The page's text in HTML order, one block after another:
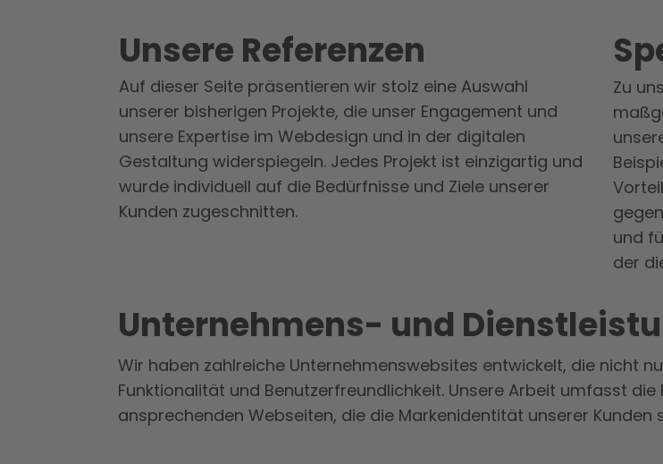
Unsere Referenzen
Auf dieser Seite präsentieren wir stolz eine Auswahl
unserer bisherigen Projekte, die unser Engagement und
unsere Expertise im Webdesign und in der digitalen
Gestaltung widerspiegeln. Jedes Projekt ist einzigartig und
wurde individuell auf die Bedürfnisse und Ziele unserer
Kunden zugeschnitten.
Zu
und
der
Unternehmens- und
Wir haben zahlreiche Unternehmenswebsites entwickelt, die nicht
Funktionalität und Benutzerfreundlichkeit. Unsere Arbeit umfasst
ansprechenden Webseiten, die die Markenidentität unserer Kunden